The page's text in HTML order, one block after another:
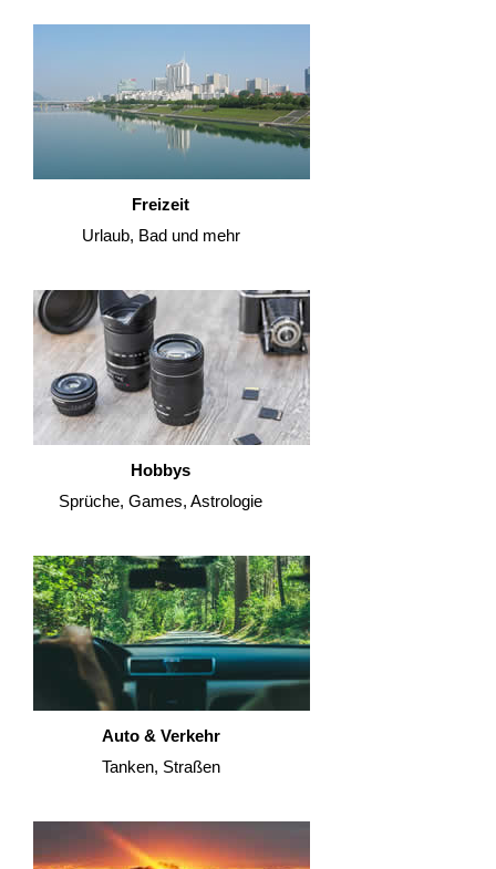
Freizeit
Urlaub, Bad und mehr
Hobbys
Sprüche, Games, Astrologie
Auto & Verkehr
Tanken, Straßen